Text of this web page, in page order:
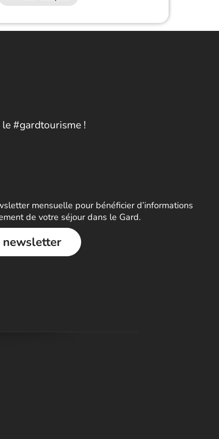
#gardtourisme !
mensuelle pour bénéficier d’informations
de votre séjour dans le Gard.
newsletter